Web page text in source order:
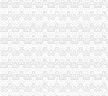
渝西片区文艺调演预赛在江
市局企业处屠珊珊同志在全
铜梁局重庆公司注销采取有
福建省工商局“两手抓”重庆
南岸局“1234”重庆分公司注
渝中分局重庆代理记账成立
江北局重庆发票申请四项措
市重庆代理报税工商局化信